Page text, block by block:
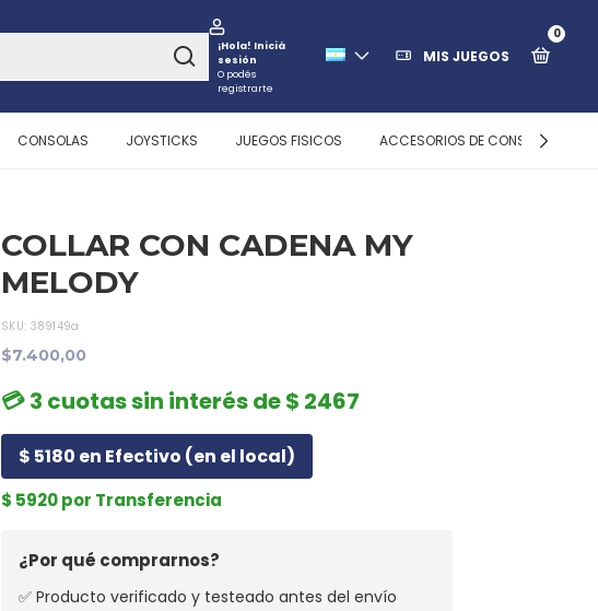
¡Hola! Iniciá
sesión
O podés
registrarte
MIS JUEGOS
0
CONSOLAS JOYSTICKS JUEGOS FISICOS ACCESORIOS DE CONSOLAS
COLLAR CON CADENA MY
MELODY
SKU: 389149a
$7.400,00
💳 3 cuotas sin interés de $ 2467
$ 5180 en Efectivo (en el local)
$ 5920 por Transferencia
¿Por qué comprarnos?
✅ Producto verificado y testeado antes del envío